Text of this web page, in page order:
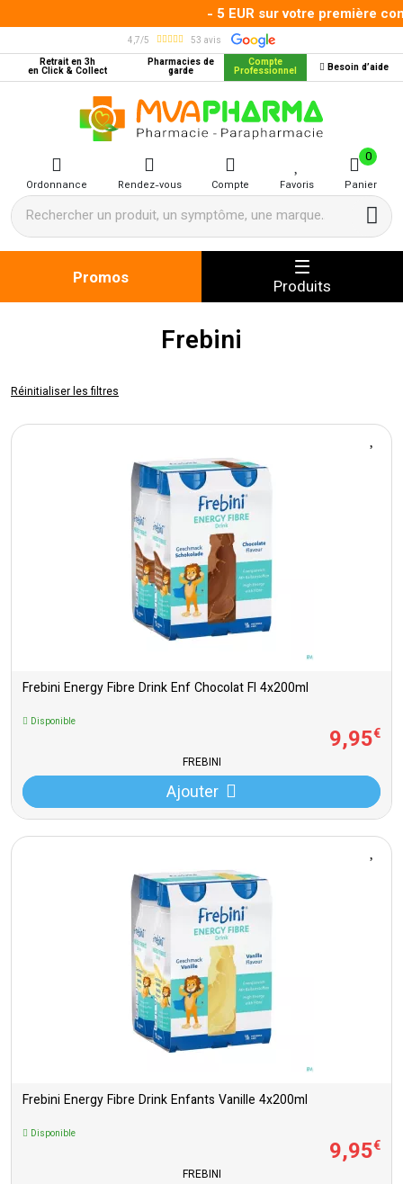
- 5 EUR sur votre première
4,7/5
53 avis
Retrait en 3h
en Click & Collect
Pharmacies de
garde
Compte
Professionnel Besoin d’aide
MVA Pharma Votre pharmacie
Ordonnance Rendez-vous Compte Favoris Panier
0
Promos Produits
Frebini
Réinitialiser les filtres
Frebini Energy Fibre Drink Enf Chocolat Fl 4x200ml
Disponible
9,95€
FREBINI
Ajouter
Frebini Energy Fibre Drink Enfants Vanille 4x200ml
Disponible
9,95€
FREBINI